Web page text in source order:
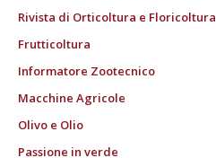
Rivista di Orticoltura e Floricoltura
Frutticoltura
Informatore Zootecnico
Macchine Agricole
Olivo e Olio
Passione in verde